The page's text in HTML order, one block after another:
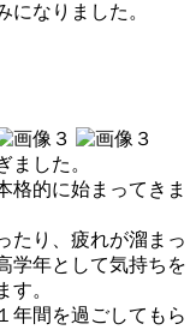
になりました。
ました。
格的に始まってきま
たり、疲れが溜まっ
学年として気持ちを
す。
年間を過ごしてもら